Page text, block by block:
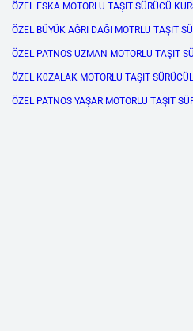
ÖZEL ESKA MOTORLU TAŞIT SÜRÜCÜ
ÖZEL BÜYÜK AĞRI DAĞI MOTRLU TAŞIT
ÖZEL PATNOS UZMAN MOTORLU TAŞIT
ÖZEL K0ZALAK MOTORLU TAŞIT
ÖZEL PATNOS YAŞAR MOTORLU TAŞIT